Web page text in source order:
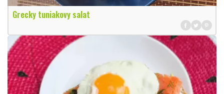
Grecky tuniakovy salat